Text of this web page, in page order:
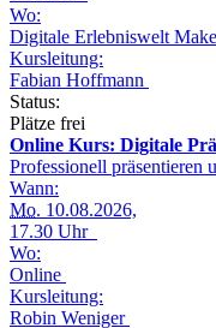
Wo:
Digitale Erlebniswelt
Kursleitung:
Fabian Hoffmann
Status:
Plätze frei
Online Kurs: Digitale
Professionell präsentieren
Wann:
Mo. 10.08.2026,
17.30 Uhr
Wo:
Online
Kursleitung:
Robin Weniger